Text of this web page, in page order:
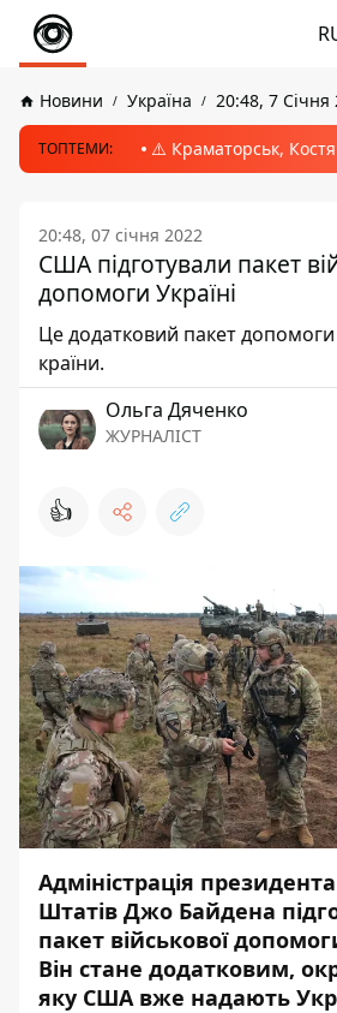
Новини Україна 20:48, 7 Січня
ТОПТЕМИ: ⚠️ Краматорськ,
20:48, 07 січня 2022
США підготували пакет
допомоги Україні
Це додатковий пакет
країни.
Ольга Дяченко
ЖУРНАЛІСТ
👍
Адміністрація
Штатів Джо Байдена
пакет військової
Він стане додатковим,
яку США вже надають